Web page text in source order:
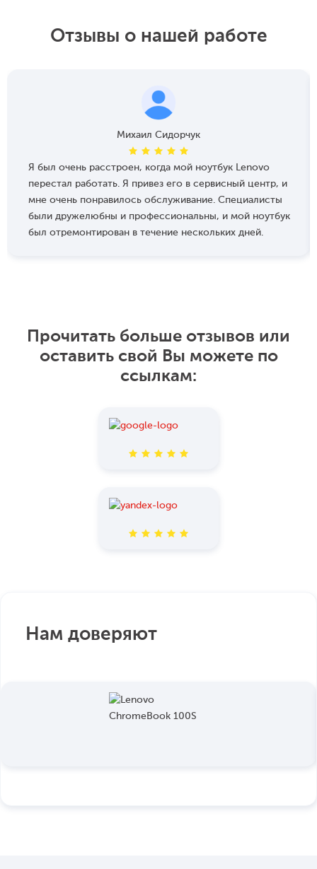
Отзывы о нашей работе
Михаил Сидорчук
Я был очень расстроен, когда мой ноутбук Lenovo
перестал работать. Я привез его в сервисный центр, и
мне очень понравилось обслуживание. Специалисты
были дружелюбны и профессиональны, и мой ноутбук
был отремонтирован в течение нескольких дней.
Прочитать больше отзывов или
оставить свой Вы можете по
ссылкам:
Нам доверяют